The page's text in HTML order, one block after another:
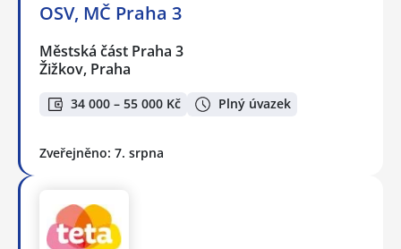
OSV, MČ Praha 3
Městská část Praha 3
Žižkov, Praha
34 000 – 55 000 Kč Plný úvazek
Zveřejněno: 7. srpna